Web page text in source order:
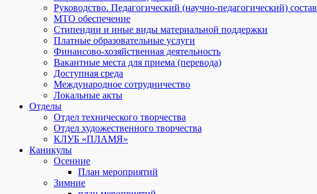
Руководство. Педагогический (научно-педагогический) состав
МТО обеспечение
Стипендии и иные виды материальной поддержки
Платные образовательные услуги
Финансово-хозяйственная деятельность
Вакантные места для приема (перевода)
Доступная среда
Международное сотрудничество
Локальные акты
Отделы
Отдел технического творчества
Отдел художественного творчества
КЛУБ «ПЛАМЯ»
Каникулы
Осенние
План мероприятий
Зимние